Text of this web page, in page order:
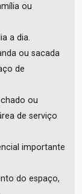
ou
a dia.
ou sacada
de
ou
de serviço
importante
do espaço,